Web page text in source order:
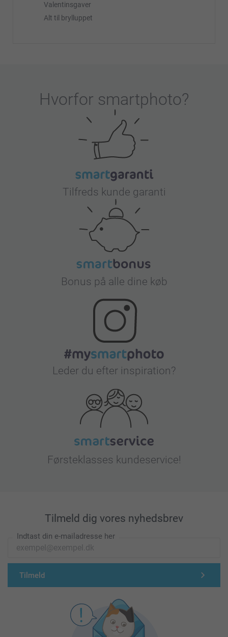
Valentinsgaver
Alt til brylluppet
Hvorfor smartphoto?
Tilfreds kunde garanti
Bonus på alle dine køb
Leder du efter inspiration?
Førsteklasses kundeservice!
Tilmeld dig vores nyhedsbrev
Indtast din e-mailadresse her
Tilmeld